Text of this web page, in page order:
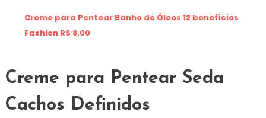
Creme para Pentear Banho de Óleos 12 benefícios
Fashion R$ 8,00
Creme para Pentear Seda
Cachos Definidos